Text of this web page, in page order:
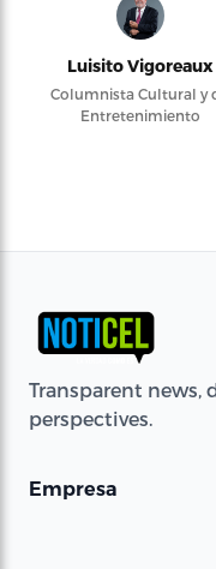
Luisito Vigoreaux
Columnista Cultural y
Entretenimiento
Transparent news,
perspectives.
Empresa